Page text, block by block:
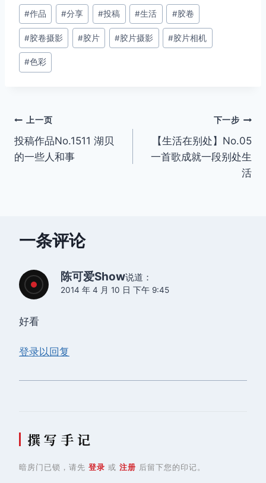
文
章
标
签：
#作品 #分享 #投稿 #生活 #胶卷
#胶卷摄影 #胶片 #胶片摄影 #胶片相机
#色彩
文
章
上一页
投稿作品No.1511 湖贝
的一些人和事
下一步
【生活在别处】No.05
一首歌成就一段别处生
活
一条评论
陈可爱Show说道：
2014 年 4 月 10 日 下午 9:45
好看
登录以回复
撰 写 手 记
暗房门已锁，请先 登录 或 注册 后留下您的印记。